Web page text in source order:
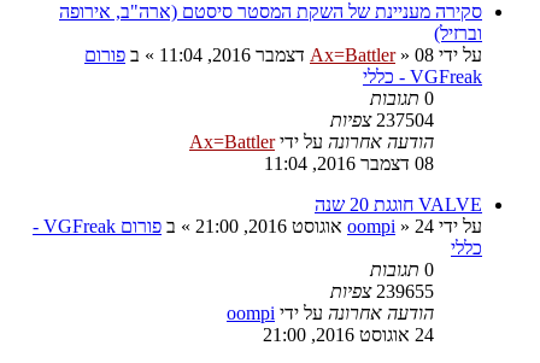
סקירה מעניינת של השקת המסטר סיסטם (ארה"ב, אירופה
וברזיל)
על ידי
Ax=Battler» 08 דצמבר 2016, 11:04 » ב פורום
VGFreak - כללי
0 תגובות
237504 צפיות
הודעה אחרונה על ידיAx=Battler
08 דצמבר 2016, 11:04
VALVE חוגגת 20 שנה
על ידי
oompi » 24 אוגוסט 2016, 21:00 » ב
פורום VGFreak -
כללי
0 תגובות
239655 צפיות
הודעה אחרונה על ידי oompi
24 אוגוסט 2016, 21:00